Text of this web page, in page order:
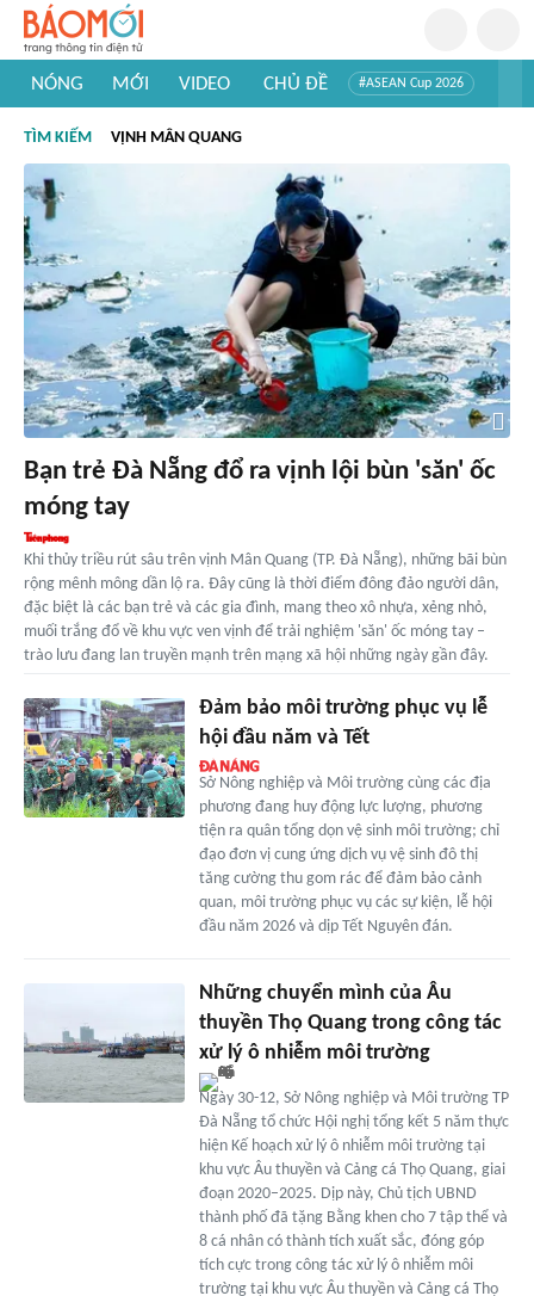
NÓNG MỚI VIDEO CHỦ ĐỀ #ASEAN Cup 2026
#Khám phá Việt Nam
#Khám phá thế giới
TÌM KIẾM VỊNH MÂN QUANG
Bạn trẻ Đà Nẵng đổ ra vịnh lội bùn 'săn' ốc
móng tay
Khi thủy triều rút sâu trên vịnh Mân Quang (TP. Đà Nẵng), những bãi bùn
rộng mênh mông dần lộ ra. Đây cũng là thời điểm đông đảo người dân,
đặc biệt là các bạn trẻ và các gia đình, mang theo xô nhựa, xẻng nhỏ,
muối trắng đổ về khu vực ven vịnh để trải nghiệm 'săn' ốc móng tay –
trào lưu đang lan truyền mạnh trên mạng xã hội những ngày gần đây.
Đảm bảo môi trường phục vụ lễ
hội đầu năm và Tết
Sở Nông nghiệp và Môi trường cùng các địa
phương đang huy động lực lượng, phương
tiện ra quân tổng dọn vệ sinh môi trường; chỉ
đạo đơn vị cung ứng dịch vụ vệ sinh đô thị
tăng cường thu gom rác để đảm bảo cảnh
quan, môi trường phục vụ các sự kiện, lễ hội
đầu năm 2026 và dịp Tết Nguyên đán.
Những chuyển mình của Âu
thuyền Thọ Quang trong công tác
xử lý ô nhiễm môi trường
Ngày 30-12, Sở Nông nghiệp và Môi trường TP
Đà Nẵng tổ chức Hội nghị tổng kết 5 năm thực
hiện Kế hoạch xử lý ô nhiễm môi trường tại
khu vực Âu thuyền và Cảng cá Thọ Quang, giai
đoạn 2020–2025. Dịp này, Chủ tịch UBND
thành phố đã tặng Bằng khen cho 7 tập thể và
8 cá nhân có thành tích xuất sắc, đóng góp
tích cực trong công tác xử lý ô nhiễm môi
trường tại khu vực Âu thuyền và Cảng cá Thọ